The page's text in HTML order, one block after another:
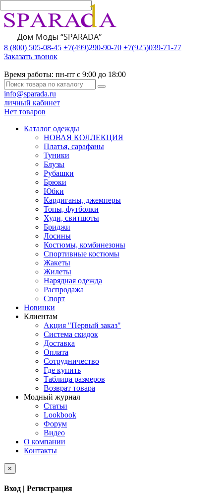
8 (800) 505-08-45 +7(499)290-90-70 +7(925)039-71-77
Заказать звонок
Время работы: пн-пт с 9:00 до 18:00
info@sparada.ru
личный кабинет
Нет товаров
Каталог одежды
НОВАЯ КОЛЛЕКЦИЯ
Платья, сарафаны
Туники
Блузы
Рубашки
Брюки
Юбки
Кардиганы, джемперы
Топы, футболки
Худи, свитшоты
Бриджи
Лосины
Костюмы, комбинезоны
Спортивные костюмы
Жакеты
Жилеты
Нарядная одежда
Распродажа
Спорт
Новинки
Клиентам
Акция "Первый заказ"
Система скидок
Доставка
Оплата
Сотрудничество
Где купить
Таблица размеров
Возврат товара
Модный журнал
Статьи
Lookbook
Форум
Видео
О компании
Контакты
×
Вход | Регистрация